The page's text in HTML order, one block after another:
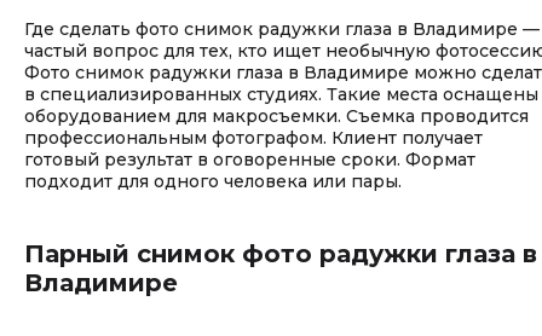
Где сделать фото снимок радужки глаза в Владимире —
частый вопрос для тех, кто ищет необычную
Фото снимок радужки глаза в Владимире можно
в специализированных студиях. Такие места оснащены
оборудованием для макросъемки. Съемка проводится
профессиональным фотографом. Клиент получает
готовый результат в оговоренные сроки. Формат
подходит для одного человека или пары.
Парный снимок фото радужки глаза в
Владимире